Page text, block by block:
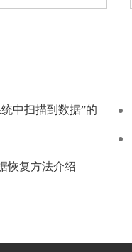
中扫描到数据”的
恢复方法介绍